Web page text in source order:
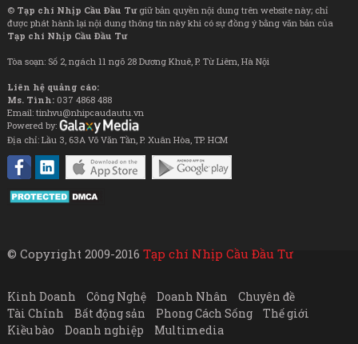
© Tạp chí Nhịp Cầu Đầu Tưgiữ bản quyền nội dung trên website này; chỉ
được phát hành lại nội dung thông tin này khi có sự đồng ý bằng văn bản của
Tạp chí Nhịp Cầu Đầu Tư
Tòa soạn: Số 2, ngách 11 ngõ 28 Dương Khuê, P. Từ Liêm, Hà Nội
Liên hệ quảng cáo:
Ms. Tình: 037 4868 488
Email: tinhvu@nhipcaudautu.vn
Powered by:
Địa chỉ: Lầu 3, 63A Võ Văn Tần, P. Xuân Hòa, TP. HCM
© Copyright 2009-2016 Tạp chí Nhịp Cầu Đầu Tư
Kinh Doanh Công Nghệ Doanh Nhân
Chuyên đề
Tài Chính
Bất động sản Phong Cách Sống
Thế giới
Kiều bào
Doanh nghiệp Multimedia